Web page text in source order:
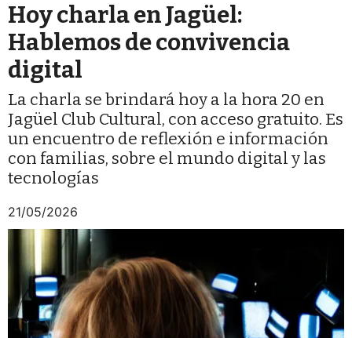
Hoy charla en Jagüel:
Hablemos de convivencia
digital
La charla se brindará hoy a la hora 20 en
Jagüel Club Cultural, con acceso gratuito. Es
un encuentro de reflexión e información
con familias, sobre el mundo digital y las
tecnologías
21/05/2026